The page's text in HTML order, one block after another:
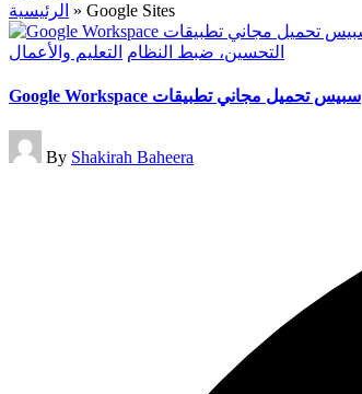
الرئيسية » Google Sites
Posted
التحسين، ضبط النظام التعليم والأعمال
Google Workspace سبيس تحميل مجاني تطبيقات
Posted
by
By Shakirah Baheera